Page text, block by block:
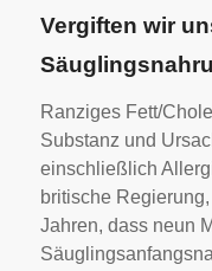
Vergiften wir
Ranziges Fett/
Substanz und
einschließlich
britische
Jahren, dass neun